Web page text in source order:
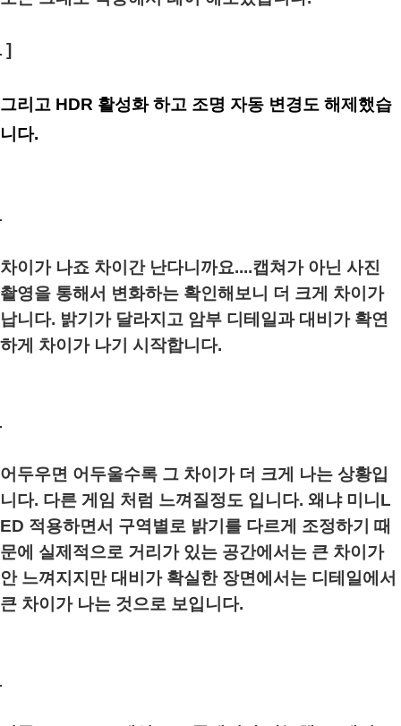
]
그리고 HDR 활성화 하고 조명 자동 변경도 해제했습
니다.
차이가 나죠 차이간 난다니까요....캡쳐가 아닌 사진
촬영을 통해서 변화하는 확인해보니 더 크게 차이가
납니다. 밝기가 달라지고 암부 디테일과 대비가 확연
하게 차이가 나기 시작합니다.
어두우면 어두울수록 그 차이가 더 크게 나는 상황입
니다. 다른 게임 처럼 느껴질정도 입니다. 왜냐 미니L
ED 적용하면서 구역별로 밝기를 다르게 조정하기 때
문에 실제적으로 거리가 있는 공간에서는 큰 차이가
안 느껴지지만 대비가 확실한 장면에서는 디테일에서
큰 차이가 나는 것으로 보입니다.